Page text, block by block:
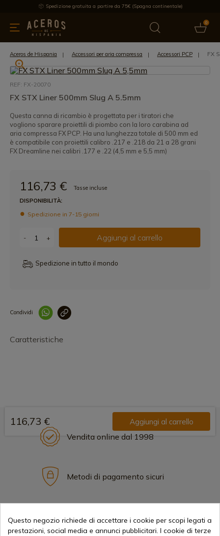
Spedizione gratuita a partire da 75€ (Spagna continentale)
0
cucina Offre Ultime notizie Venduti Marche
Aceros de Hispania Accessori per aria compressa Accessori PCP FX
REF: FX-20070
FX STX Liner 500mm Slug A 5.5mm
Questa canna di ricambio è progettata per i tiratori che
vogliono sparare proiettili di piombo con la loro carabina ad
aria compressa FX PCP. Ha una lunghezza totale di 500 mm ed
è compatibile con proiettili calibro .217 e .218 da 21 a 28 grani
FX Dreamline nei calibri .177 e .22 (4,5 mm e 5,5 mm)
116,73 €
Tasse incluse
DISPONIBILITÀ:
Spedizione in 7-15 giorni
- + Aggiungi al carrello
Spedizione in tutto il mondo
Condividi
Caratteristiche
116,73 € Aggiungi al carrello
Vendita online dal 1998
Metodi di pagamento sicuri
Spedizioni Internazionali
Questo negozio richiede di accettare i cookie per scopi legati a
prestazioni, social media e annunci pubblicitari. I cookie di terze